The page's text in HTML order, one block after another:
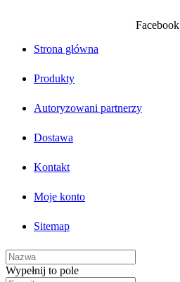
Facebook
Strona główna
Produkty
Autoryzowani partnerzy
Dostawa
Kontakt
Moje konto
Sitemap
Wypełnij to pole